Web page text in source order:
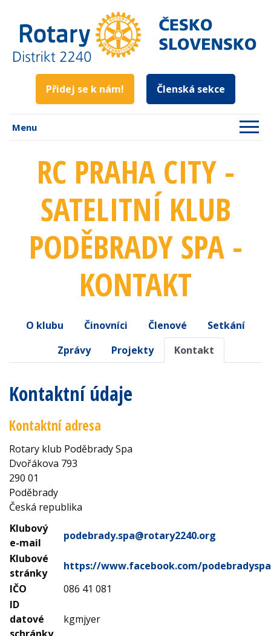
Přidej se k nám! Členská sekce
Menu
RC PRAHA CITY -
SATELITNÍ KLUB
PODĚBRADY SPA -
KONTAKT
O klubu Činovníci Členové
Setkání
Zprávy
Projekty Kontakt
Kontaktní údaje
Kontaktní adresa
Rotary klub Poděbrady Spa
Dvořákova 793
290 01
Poděbrady
Česká republika
Klubový
e-mail
podebrady.spa@rotary2240.org
Klubové
stránky
https://www.facebook.com/
IČO
086 41 081
ID
datové
schránky
kgmjyer